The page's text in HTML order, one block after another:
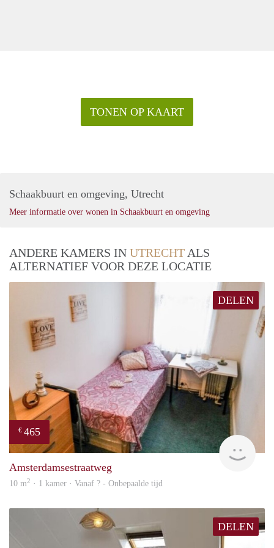
TONEN OP KAART
Schaakbuurt en omgeving, Utrecht
Meer informatie over wonen in Schaakbuurt en omgeving
ANDERE KAMERS IN UTRECHT ALS
ALTERNATIEF VOOR DEZE LOCATIE
DELEN
€ 465
Amsterdamsestraatweg
10 m2 · 1 kamer · Vanaf ? - Onbepaalde tijd
DELEN